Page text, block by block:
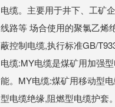
电缆。主要用于井下、工矿
线路等 场合使用的聚氯乙烯
蔽控制电缆,执行标准GB/
电缆:MY电缆是煤矿用加强
能。MY电缆:煤矿用移动型
型电缆绝缘,阻燃型电缆护套